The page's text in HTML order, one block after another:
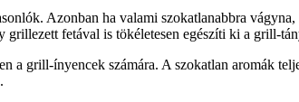
Azonban ha valami szokatlanabbra
fetával is tökéletesen egészíti ki a grill-
grill-ínyencek számára. A szokatlan aromák